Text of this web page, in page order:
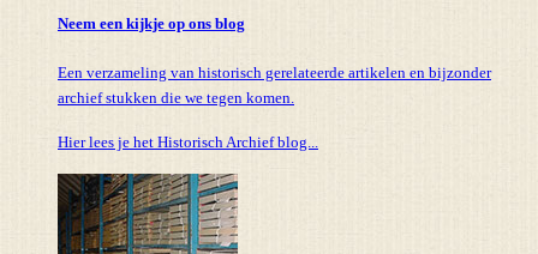
Neem een kijkje op ons blog
Een verzameling van historisch gerelateerde artikelen en bijzonder
archief stukken die we tegen komen.
Hier lees je het Historisch Archief blog...